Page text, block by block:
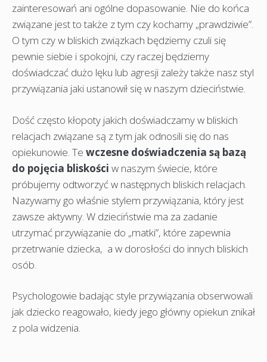
zainteresowań ani ogólne dopasowanie. Nie do końca
związane jest to także z tym czy kochamy „prawdziwie”.
O tym czy w bliskich związkach będziemy czuli się
pewnie siebie i spokojni, czy raczej będziemy
doświadczać dużo lęku lub agresji zależy także nasz styl
przywiązania jaki ustanowił się w naszym dzieciństwie.
Dość często kłopoty jakich doświadczamy w bliskich
relacjach związane są z tym jak odnosili się do nas
opiekunowie. Te wczesne doświadczenia są bazą
do pojęcia bliskości w naszym świecie, które
próbujemy odtworzyć w następnych bliskich relacjach.
Nazywamy go właśnie stylem przywiązania, który jest
zawsze aktywny. W dzieciństwie ma za zadanie
utrzymać przywiązanie do „matki”, które zapewnia
przetrwanie dziecka, a w dorosłości do innych bliskich
osób.
Psychologowie badając style przywiązania obserwowali
jak dziecko reagowało, kiedy jego główny opiekun znikał
z pola widzenia.